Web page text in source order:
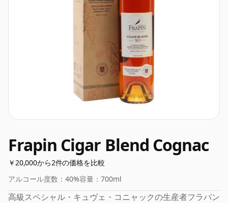
Frapin Cigar Blend Cognac
￥20,000から2件の価格を比較
アルコール度数： 40%容量： 700ml
高級スペシャル・キュヴェ・コニャックの生産者フラパン